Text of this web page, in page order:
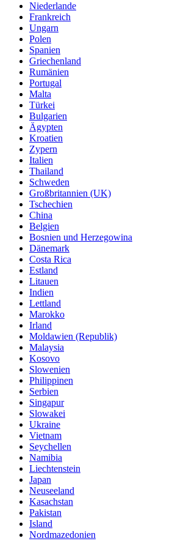
Niederlande
Frankreich
Ungarn
Polen
Spanien
Griechenland
Rumänien
Portugal
Malta
Türkei
Bulgarien
Ägypten
Kroatien
Zypern
Italien
Thailand
Schweden
Großbritannien (UK)
Tschechien
China
Belgien
Bosnien und Herzegowina
Dänemark
Costa Rica
Estland
Litauen
Indien
Lettland
Marokko
Irland
Moldawien (Republik)
Malaysia
Kosovo
Slowenien
Philippinen
Serbien
Singapur
Slowakei
Ukraine
Vietnam
Seychellen
Namibia
Liechtenstein
Japan
Neuseeland
Kasachstan
Pakistan
Island
Nordmazedonien